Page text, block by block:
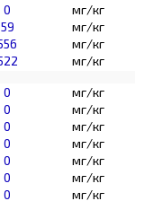
0
мг/кг
59
мг/кг
мг/кг
мг/кг
0
мг/кг
0
мг/кг
0
мг/кг
0
мг/кг
0
мг/кг
0
мг/кг
0
мг/кг